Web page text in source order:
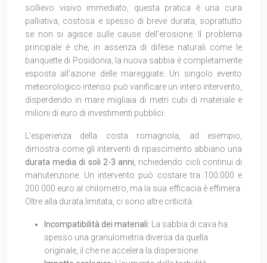
sollievo visivo immediato, questa pratica è una cura
palliativa, costosa e spesso di breve durata, soprattutto
se non si agisce sulle cause dell’erosione. Il problema
principale è che, in assenza di difese naturali come le
banquette di Posidonia, la nuova sabbia è completamente
esposta all’azione delle mareggiate. Un singolo evento
meteorologico intenso può vanificare un intero intervento,
disperdendo in mare migliaia di metri cubi di materiale e
milioni di euro di investimenti pubblici.
L’esperienza della costa romagnola, ad esempio,
dimostra come gli interventi di ripascimento abbiano una
durata media di soli 2-3 anni , richiedendo cicli continui di
manutenzione. Un intervento può costare tra 100.000 e
200.000 euro al chilometro, ma la sua efficacia è effimera.
Oltre alla durata limitata, ci sono altre criticità:
Incompatibilità dei materiali: La sabbia di cava ha
spesso una granulometria diversa da quella
originale, il che ne accelera la dispersione.